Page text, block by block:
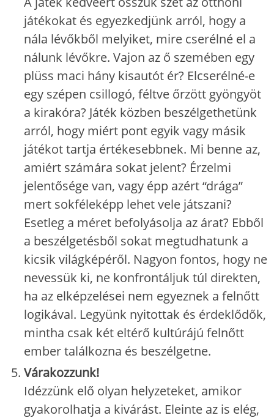
játékokat és egyezkedjünk arról, hogy a
nála lévőkből melyiket, mire cserélné el a
nálunk lévőkre. Vajon az ő szemében egy
plüss maci hány kisautót ér? Elcserélné-e
egy szépen csillogó, féltve őrzött gyöngyöt
a kirakóra? Játék közben beszélgethetünk
arról, hogy miért pont egyik vagy másik
játékot tartja értékesebbnek. Mi benne az,
amiért számára sokat jelent? Érzelmi
jelentősége van, vagy épp azért “drága”
mert sokféleképp lehet vele játszani?
Esetleg a méret befolyásolja az árat? Ebből
a beszélgetésből sokat megtudhatunk a
kicsik világképéről. Nagyon fontos, hogy ne
nevessük ki, ne konfrontáljuk túl direkten,
ha az elképzelései nem egyeznek a felnőtt
logikával. Legyünk nyitottak és érdeklődők,
mintha csak két eltérő kultúrájú felnőtt
ember találkozna és beszélgetne.
Várakozzunk!
Idézzünk elő olyan helyzeteket, amikor
gyakorolhatja a kivárást. Eleinte az is elég,